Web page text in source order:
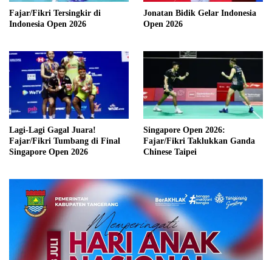
Fajar/Fikri Tersingkir di
Indonesia Open 2026
Jonatan Bidik Gelar Indonesia
Open 2026
Lagi-Lagi Gagal Juara!
Fajar/Fikri Tumbang di Final
Singapore Open 2026
Singapore Open 2026:
Fajar/Fikri Taklukkan Ganda
Chinese Taipei